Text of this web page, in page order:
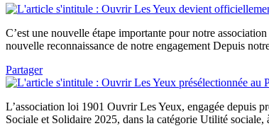
C’est une nouvelle étape importante pour notre
nouvelle reconnaissance de notre engagement Depuis
Partager
L’association loi 1901 Ouvrir Les Yeux, engagée depuis
Sociale et Solidaire 2025, dans la catégorie Utilité